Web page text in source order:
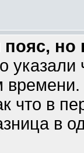
указали
что в
в